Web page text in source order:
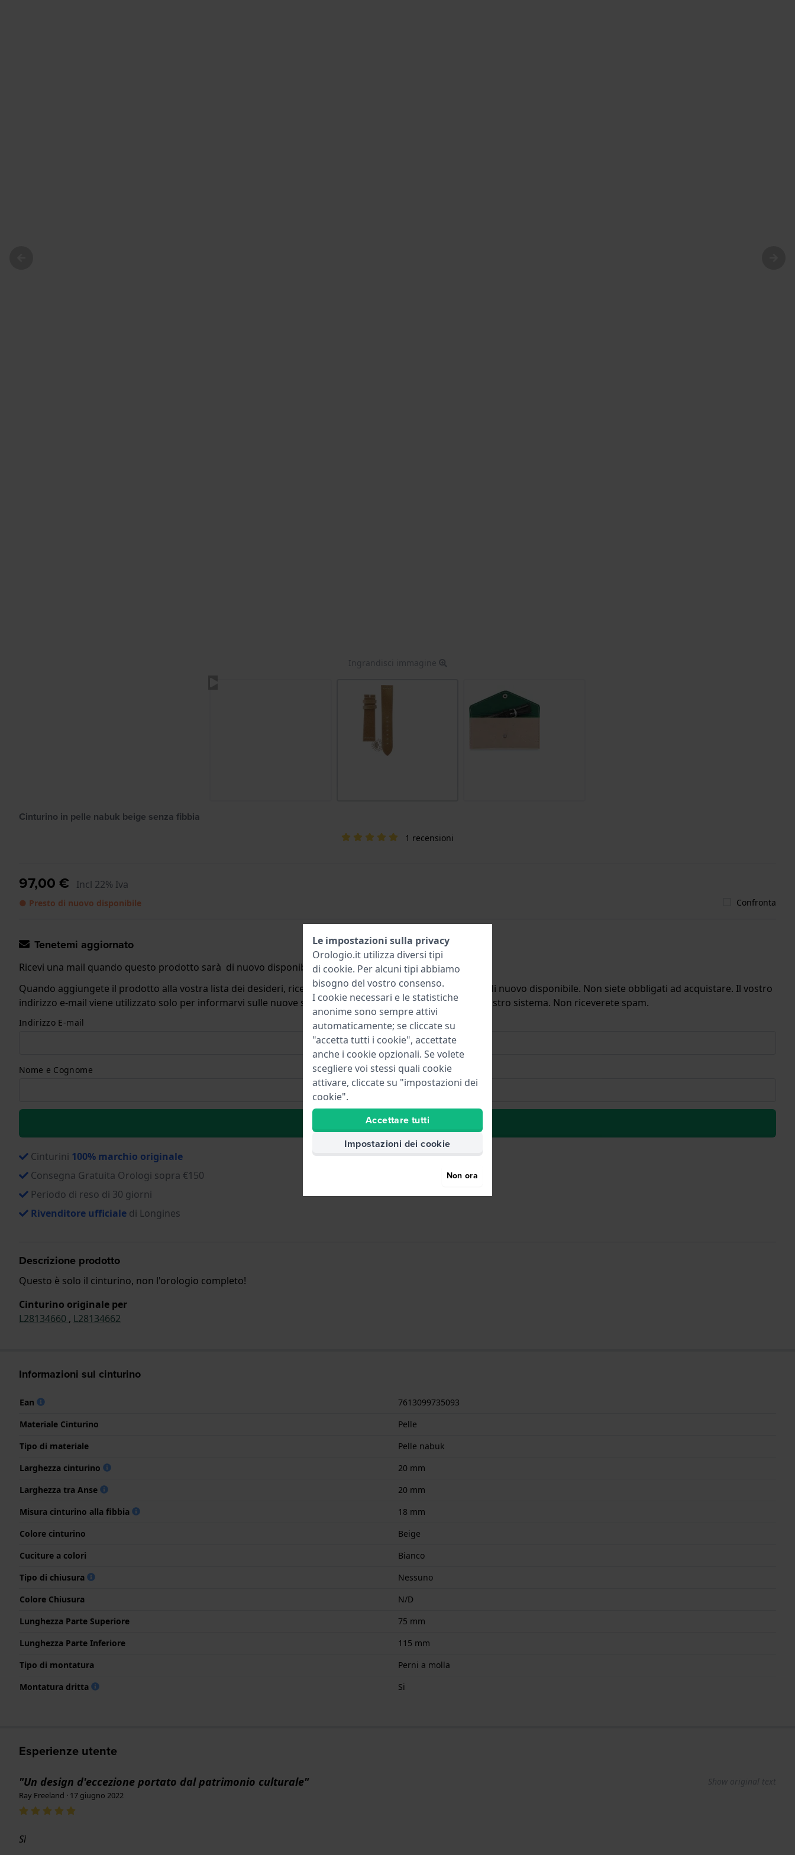
Ingrandisci immagine
Cinturino in pelle nabuk beige senza fibbia
1 recensioni
97,00 € Incl 22% Iva
● Presto di nuovo disponibile Confronta
Tenetemi aggiornato
Ricevi una mail quando questo prodotto sarà di nuovo disponibile.
Quando aggiungete il prodotto alla vostra lista dei desideri, riceverete un'e-mail quando il prodotto sarà di nuovo disponibile. Non siete obbligati ad acquistare. Il vostro
indirizzo e-mail viene utilizzato solo per informarvi sulle nuove scorte. Subito dopo viene cancellato dal nostro sistema. Non riceverete spam.
Indirizzo E-mail
Nome e Cognome
alla lista dei desideri
Cinturini 100% marchio originale
Consegna Gratuita Orologi sopra €150
Periodo di reso di 30 giorni
Rivenditore ufficiale di Longines
Descrizione prodotto
Questo è solo il cinturino, non l'orologio completo!
Cinturino originale per
L28134660 , L28134662
Informazioni sul cinturino
Ean
7613099735093
Materiale Cinturino
Pelle
Tipo di materiale
Pelle nabuk
Larghezza cinturino
20 mm
Larghezza tra Anse
20 mm
Misura cinturino alla fibbia
18 mm
Colore cinturino
Beige
Cuciture a colori
Bianco
Tipo di chiusura
Nessuno
Colore Chiusura
N/D
Lunghezza Parte Superiore
75 mm
Lunghezza Parte Inferiore
115 mm
Tipo di montatura
Perni a molla
Montatura dritta
Si
Esperienze utente
"Un design d'eccezione portato dal patrimonio culturale" Show original text
Ray Freeland · 17 giugno 2022
Sì
Le impostazioni sulla privacy
Orologio.it utilizza diversi tipi
di cookie. Per alcuni tipi abbiamo
bisogno del vostro consenso.
I cookie necessari e le statistiche
anonime sono sempre attivi
automaticamente; se cliccate su
"accetta tutti i cookie", accettate
anche i cookie opzionali. Se volete
scegliere voi stessi quali cookie
attivare, cliccate su "impostazioni dei
cookie".
Accettare tutti
Impostazioni dei cookie
Non ora